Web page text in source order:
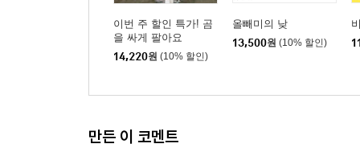
이번 주 할인 특가! 곰
을 싸게 팔아요
14,220원 (10% 할인)
올빼미의 낮
13,500원 (10% 할인)
만든 이 코멘트